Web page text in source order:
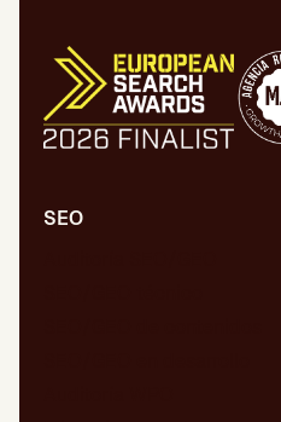
SEO